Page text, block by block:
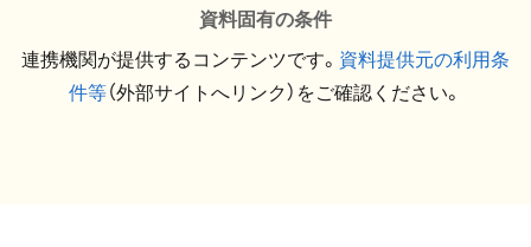
資料固有の条件
連携機関が提供するコンテンツです。 資料提供元の利用条
件等（外部サイトへリンク）をご確認ください。